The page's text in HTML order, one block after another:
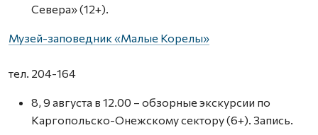
Севера» (12+).
Музей-заповедник «Малые Корелы»
тел. 204-164
8, 9 августа в 12.00 – обзорные экскурсии по
Каргопольско-Онежскому сектору (6+). Запись.